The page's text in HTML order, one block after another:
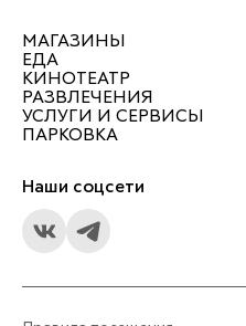
МАГАЗИНЫ
ЕДА
КИНОТЕАТР
РАЗВЛЕЧЕНИЯ
УСЛУГИ И СЕРВИСЫ
ПАРКОВКА
Наши соцсети